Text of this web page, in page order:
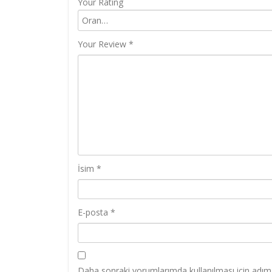
Your Review *
İsim *
E-posta *